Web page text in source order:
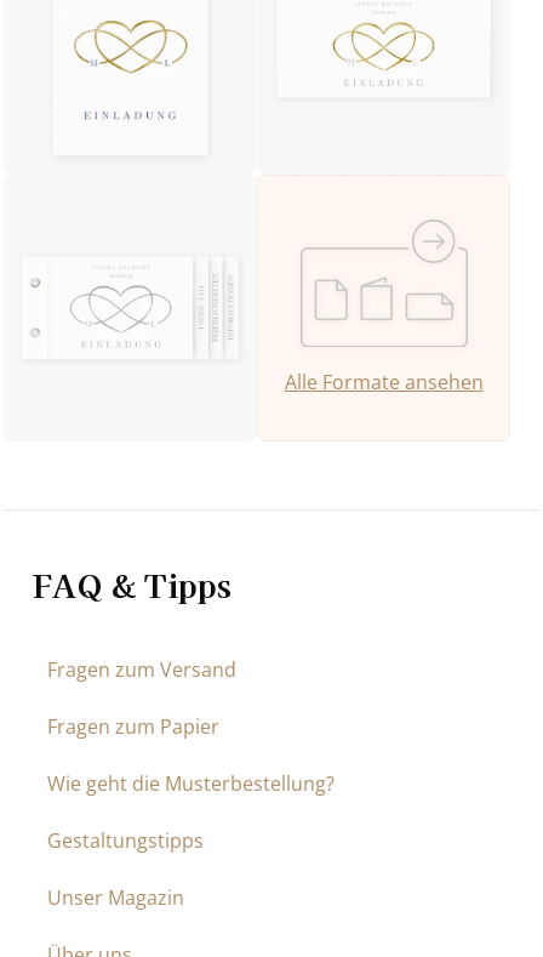
Alle Formate ansehen
FAQ & Tipps
Fragen zum Versand
Fragen zum Papier
Wie geht die Musterbestellung?
Gestaltungstipps
Unser Magazin